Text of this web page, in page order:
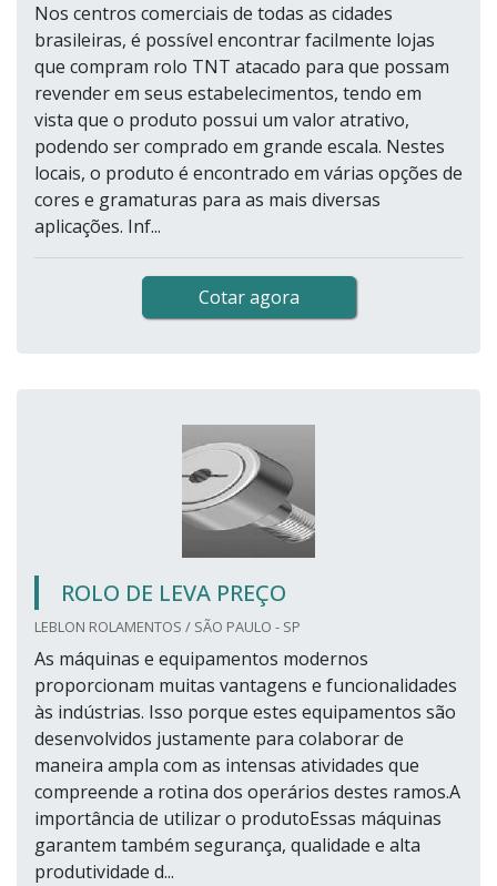
Nos centros comerciais de todas as cidades
brasileiras, é possível encontrar facilmente lojas
que compram rolo TNT atacado para que possam
revender em seus estabelecimentos, tendo em
vista que o produto possui um valor atrativo,
podendo ser comprado em grande escala. Nestes
locais, o produto é encontrado em várias opções de
cores e gramaturas para as mais diversas
aplicações. Inf...
Cotar agora
ROLO DE LEVA PREÇO
LEBLON ROLAMENTOS / SÃO PAULO - SP
As máquinas e equipamentos modernos
proporcionam muitas vantagens e funcionalidades
às indústrias. Isso porque estes equipamentos são
desenvolvidos justamente para colaborar de
maneira ampla com as intensas atividades que
compreende a rotina dos operários destes ramos.A
importância de utilizar o produtoEssas máquinas
garantem também segurança, qualidade e alta
produtividade d...